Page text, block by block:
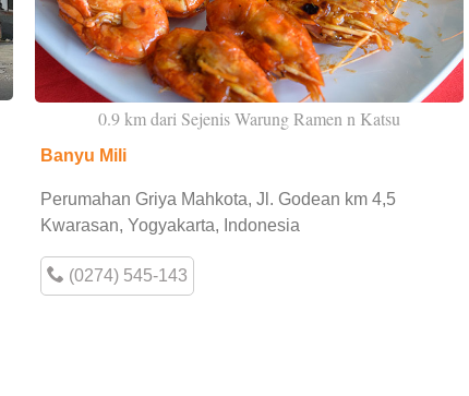
0.9 km dari Sejenis Warung Ramen n Katsu
Banyu Mili
Perumahan Griya Mahkota, Jl. Godean km 4,5
Kwarasan, Yogyakarta, Indonesia
(0274) 545-143